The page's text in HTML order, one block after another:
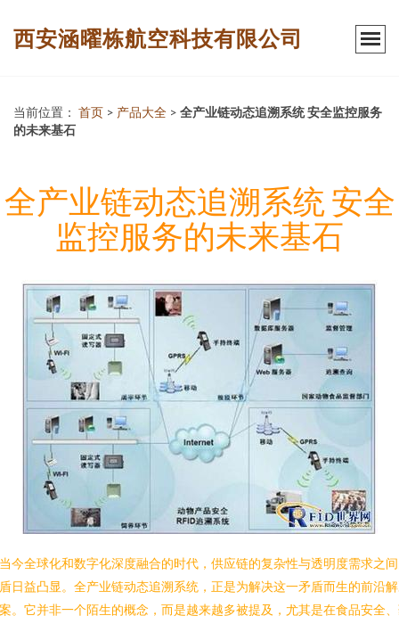
西安涵曜栋航空科技有限公司
当前位置： 首页 > 产品大全 > 全产业链动态追溯系统 安全监控服务
的未来基石
全产业链动态追溯系统 安全
监控服务的未来基石
今全球化和数字化深度融合的时代，供应链的复杂性与透明度需求之
日益凸显。全产业链动态追溯系统，正是为解决这一矛盾而生的前沿
。它并非一个陌生的概念，而是越来越多被提及，尤其是在食品安全